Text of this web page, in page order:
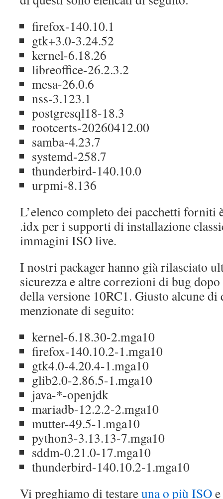
firefox-140.10.1
gtk+3.0-3.24.52
kernel-6.18.26
libreoffice-26.2.3.2
mesa-26.0.6
nss-3.123.1
postgresql18-18.3
rootcerts-20260412.00
samba-4.23.7
systemd-258.7
thunderbird-140.10.0
urpmi-8.136
L’elenco completo dei pacchetti forniti
.idx per i supporti di installazione
immagini ISO live.
I nostri packager hanno già rilasciato
sicurezza e altre correzioni di bug
della versione 10RC1. Giusto alcune di
menzionate di seguito:
kernel-6.18.30-2.mga10
firefox-140.10.2-1.mga10
gtk4.0-4.20.4-1.mga10
glib2.0-2.86.5-1.mga10
java-*-openjdk
mariadb-12.2.2-2.mga10
mutter-49.5-1.mga10
python3-3.13.13-7.mga10
sddm-0.21.0-17.mga10
thunderbird-140.10.2-1.mga10
Vi preghiamo di testareuna o più ISO